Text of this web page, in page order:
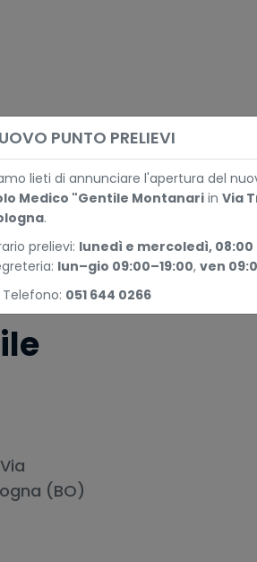
PUNTO PRELIEVI
lieti di annunciare l'apertura del
Medico "Gentile Montanariin Via
.
prelievi: lunedì e mercoledì, 08:00
lun–gio 09:00–19:00, ven
Telefono: 051 644 0266
(BO)